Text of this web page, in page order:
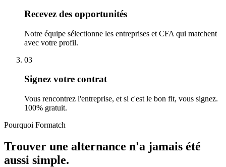
Recevez des opportunités
Notre équipe sélectionne les entreprises et CFA qui matchent
avec votre profil.
03
Signez votre contrat
Vous rencontrez l'entreprise, et si c'est le bon fit, vous signez.
100% gratuit.
Pourquoi Formatch
Trouver une alternance n'a jamais été
aussi simple.